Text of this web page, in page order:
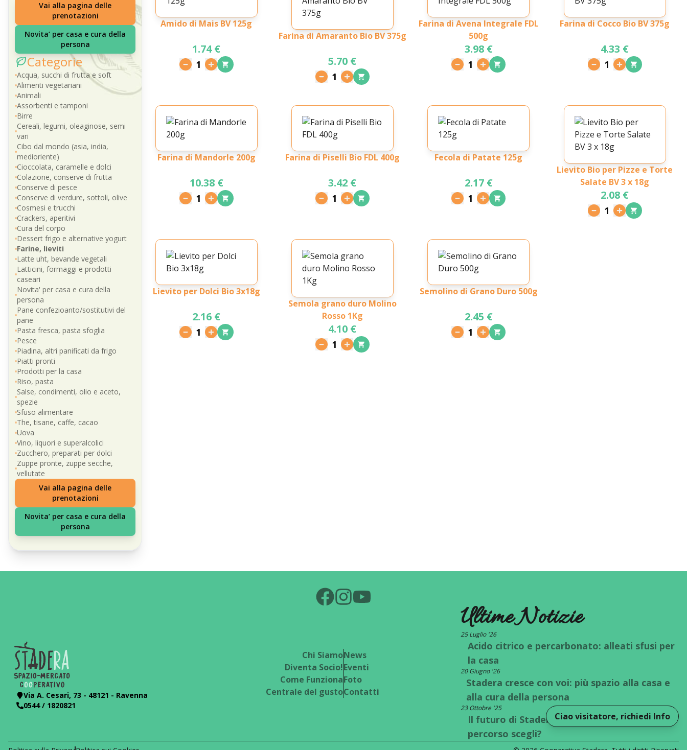
Vai alla pagina delle
prenotazioni
Novita’ per casa e cura della
persona
Categorie
Acqua, succhi di frutta e soft
Alimenti vegetariani
Animali
Assorbenti e tamponi
Birre
Cereali, legumi, oleaginose, semi
vari
Cibo dal mondo (asia, india,
medioriente)
Cioccolata, caramelle e dolci
Colazione, conserve di frutta
Conserve di pesce
Conserve di verdure, sottoli, olive
Cosmesi e trucchi
Crackers, aperitivi
Cura del corpo
Dessert frigo e alternative yogurt
Farine, lieviti
Latte uht, bevande vegetali
Latticini, formaggi e prodotti
caseari
Novita' per casa e cura della
persona
Pane confezioanto/sostitutivi del
pane
Pasta fresca, pasta sfoglia
Pesce
Piadina, altri panificati da frigo
Piatti pronti
Prodotti per la casa
Riso, pasta
Salse, condimenti, olio e aceto,
spezie
Sfuso alimentare
The, tisane, caffe, cacao
Uova
Vino, liquori e superalcolici
Zucchero, preparati per dolci
Zuppe pronte, zuppe secche,
vellutate
Vai alla pagina delle
prenotazioni
Novita’ per casa e cura della
persona
Amido di Mais BV 125g
1.74 €
1
Farina di Amaranto Bio BV 375g
5.70 €
1
Farina di Avena Integrale FDL
500g
3.98 €
1
Farina di Cocco Bio BV 375g
4.33 €
1
Farina di Mandorle 200g
10.38 €
1
Farina di Piselli Bio FDL 400g
3.42 €
1
Fecola di Patate 125g
2.17 €
1
Lievito Bio per Pizze e Torte
Salate BV 3 x 18g
2.08 €
1
Lievito per Dolci Bio 3x18g
2.16 €
1
Semola grano duro Molino
Rosso 1Kg
4.10 €
1
Semolino di Grano Duro 500g
2.45 €
1
Ciao visitatore, richiedi Info
Via A. Cesari, 73 - 48121 - Ravenna
0544 / 1820821
Chi Siamo
Diventa Socio!
Come Funziona
Centrale del gusto
News
Eventi
Foto
Contatti
Ultime Notizie
25 Luglio '26
Acido citrico e percarbonato: alleati sfusi per
la casa
20 Giugno '26
Stadera cresce con voi: più spazio alla casa e
alla cura della persona
23 Ottobre '25
Il futuro di Stadera è a un bivio: quale
percorso scegli?